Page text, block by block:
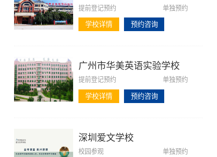
提前登记预约 单独预约
学校详情 预约咨询
广州市华美英语实验学校
提前登记预约 单独预约
学校详情 预约咨询
深圳爱文学校
校园参观 单独预约